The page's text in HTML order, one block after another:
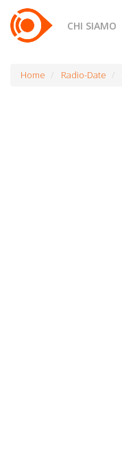
CHI SIAMO
Home Radio-Date